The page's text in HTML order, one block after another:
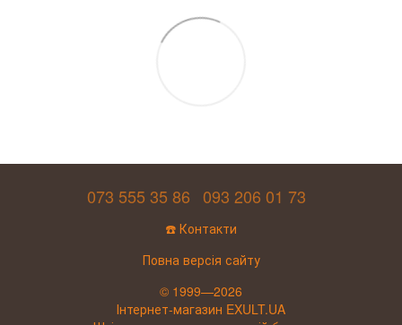
073 555 35 86 093 206 01 73
☎️ Контакти
Повна версія сайту
© 1999—2026
Інтернет-магазин EXULT.UA